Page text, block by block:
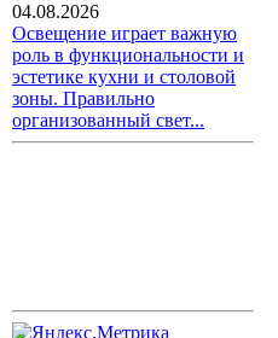
04.08.2026
Освещение играет важную
роль в функциональности и
эстетике кухни и столовой
зоны. Правильно
организованный свет...